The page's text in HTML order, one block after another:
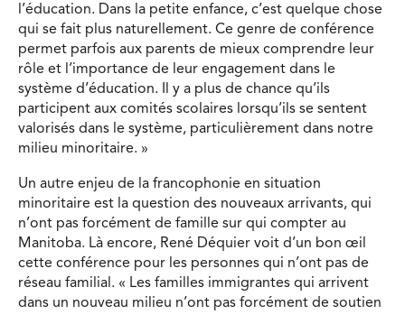
l’éducation. Dans la petite enfance, c’est quelque chose
qui se fait plus naturellement. Ce genre de conférence
permet parfois aux parents de mieux comprendre leur
rôle et l’importance de leur engagement dans le
système d’éducation. Il y a plus de chance qu’ils
participent aux comités scolaires lorsqu’ils se sentent
valorisés dans le système, particulièrement dans notre
milieu minoritaire. »
Un autre enjeu de la francophonie en situation
minoritaire est la question des nouveaux arrivants, qui
n’ont pas forcément de famille sur qui compter au
Manitoba. Là encore, René Déquier voit d’un bon œil
cette conférence pour les personnes qui n’ont pas de
réseau familial. « Les familles immigrantes qui arrivent
dans un nouveau milieu n’ont pas forcément de soutien